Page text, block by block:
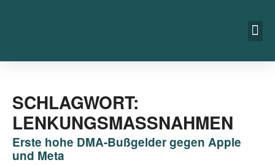
SCHLAGWORT:
LENKUNGSMASSNAHMEN
Erste hohe DMA-Bußgelder gegen Apple
und Meta